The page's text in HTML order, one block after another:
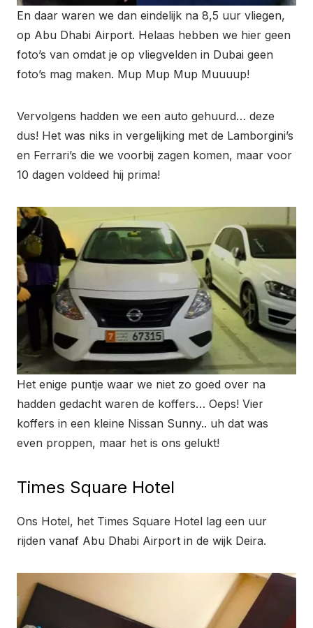
En daar waren we dan eindelijk na 8,5 uur vliegen,
op Abu Dhabi Airport. Helaas hebben we hier geen
foto’s van omdat je op vliegvelden in Dubai geen
foto’s mag maken. Mup Mup Mup Muuuup!
Vervolgens hadden we een auto gehuurd… deze
dus! Het was niks in vergelijking met de Lamborgini’s
en Ferrari’s die we voorbij zagen komen, maar voor
10 dagen voldeed hij prima!
Het enige puntje waar we niet zo goed over na
hadden gedacht waren de koffers… Oeps! Vier
koffers in een kleine Nissan Sunny.. uh dat was
even proppen, maar het is ons gelukt!
Times Square Hotel
Ons Hotel, het Times Square Hotel lag een uur
rijden vanaf Abu Dhabi Airport in de wijk Deira.